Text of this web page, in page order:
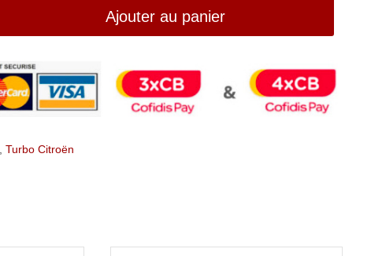
Ajouter au panier
Turbo Citroën